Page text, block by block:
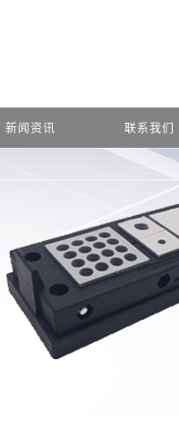
新闻资讯 联系我们